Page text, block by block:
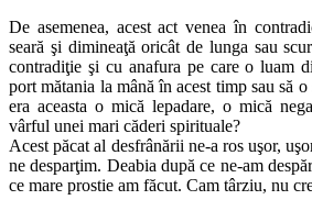
De asemenea, acest act venea în
seară şi dimineaţă oricât de lunga sau
contradiţie şi cu anafura pe care o luam
port mătania la mână în acest timp sau să
era aceasta o mică lepadare, o mică
vârful unei mari căderi spirituale?
Acest păcat al desfrânării ne-a ros uşor,
ne desparţim. Deabia după ce ne-am
ce mare prostie am făcut. Cam târziu, nu